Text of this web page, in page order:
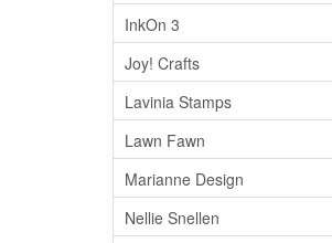
InkOn 3
Joy! Crafts
Lavinia Stamps
Lawn Fawn
Marianne Design
Nellie Snellen